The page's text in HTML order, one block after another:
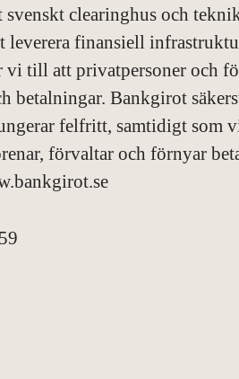
clearinghus och
leverera finansiell
vi till att privatpersoner och
betalningar. Bankgirot
felfritt, samtidigt som
förvaltar och förnyar